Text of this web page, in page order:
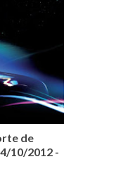
de
10/2012 -